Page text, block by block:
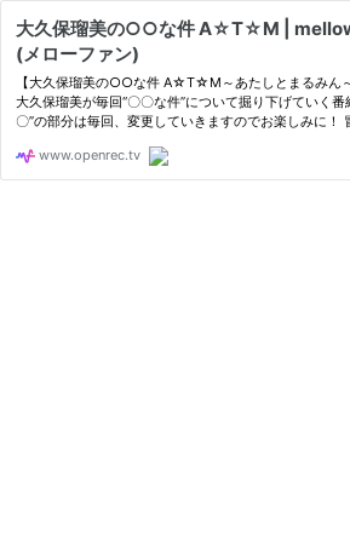
大久保瑠美の○○な件 A☆T☆M |
(メローファン)
【大久保瑠美の○○な件 A☆T☆M～あたしとまるみん
大久保瑠美が毎回“〇〇な件”について掘り下げていく番
〇”の部分は毎回、変更していきますのでお楽しみに！
席）限定放送となります。 S席会員様限定大久保さんと
め…
www.openrec.tv